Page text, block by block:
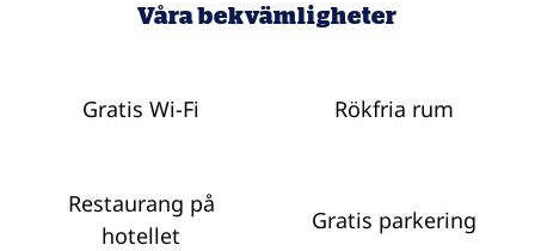
Våra bekvämligheter
Gratis Wi-Fi Rökfria rum
Restaurang på
hotellet
Gratis parkering